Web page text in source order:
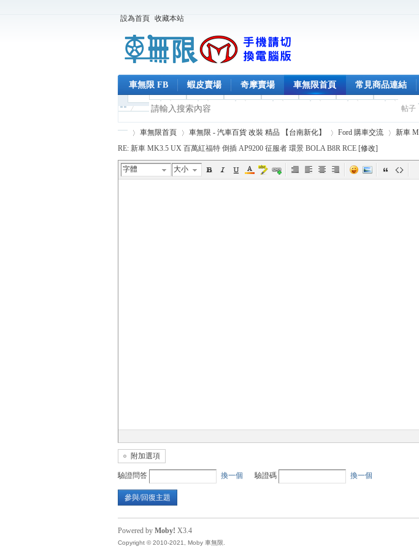
設為首頁 收藏本站
車無限 FB 蝦皮賣場 奇摩賣場 車無限首頁 常見商品連結
帖子
限
車無限首頁 車無限 - 汽車百貨 改裝 精品 【台南新化】 Ford 購車交流 新車
RE: 新車 MK3.5 UX 百萬紅福特 倒插 AP9200 征服者 環景 BOLA B8R RCE [修改]
字體 大小
附加選項
驗證問答 換一個 驗證碼 換一個
參與/回復主題
Powered by Moby! X3.4
Copyright © 2010-2021, Moby 車無限.